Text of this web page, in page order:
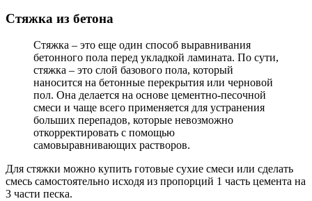
Стяжка из бетона
Стяжка – это еще один способ выравнивания
бетонного пола перед укладкой ламината. По сути,
стяжка – это слой базового пола, который
наносится на бетонные перекрытия или черновой
пол. Она делается на основе цементно-песочной
смеси и чаще всего применяется для устранения
больших перепадов, которые невозможно
откорректировать с помощью
самовыравнивающих растворов.
Для стяжки можно купить готовые сухие смеси или сделать
смесь самостоятельно исходя из пропорций 1 часть цемента на
3 части песка.